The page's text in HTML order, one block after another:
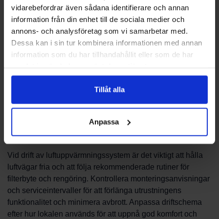
vidarebefordrar även sådana identifierare och annan
information från din enhet till de sociala medier och
annons- och analysföretag som vi samarbetar med.
Dessa kan i sin tur kombinera informationen med annan
information som du har tillhandahållit eller som de har
Tillåt alla
Anpassa
Installation och service
Installation av luftuppvärmningsutrustning bör planeras
tillsammans med installatör eller teknisk rådgivare så att
placering och flödesvägar optimeras. PBS Svensk
och kontroller är viktiga för att säkerställa tillförlitlig funktion
över tid.
Vid drift av luftuppvärmningssystem är det viktigt att hålla
luftvägar fria och att följa rekommenderade rutiner för
filterbyte och rengöring. Kontrollera monteringsanvisningar
och serviceintervaller för att förlänga utrustningens
funktionalitet och minimera avbrott. Anpassa driftschema
efter hur lokalen används för att uppnå god komfort och